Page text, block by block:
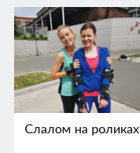
Слалом на роликах